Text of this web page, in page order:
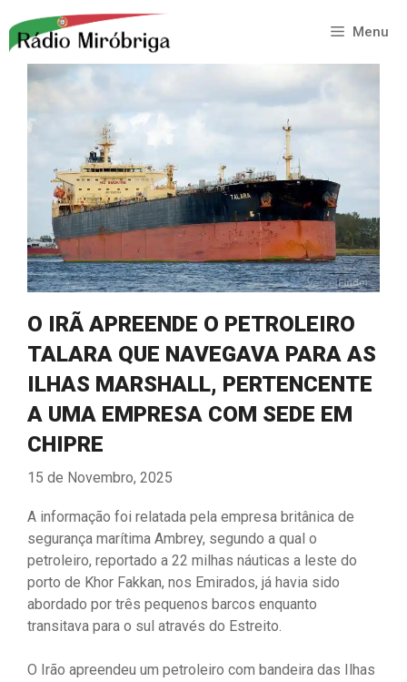
para
Menu
O IRÃ APREENDE O PETROLEIRO
TALARA QUE NAVEGAVA PARA AS
ILHAS MARSHALL, PERTENCENTE
A UMA EMPRESA COM SEDE EM
CHIPRE
15 de Novembro, 2025
A informação foi relatada pela empresa britânica de
segurança marítima Ambrey, segundo a qual o
petroleiro, reportado a 22 milhas náuticas a leste do
porto de Khor Fakkan, nos Emirados, já havia sido
abordado por três pequenos barcos enquanto
transitava para o sul através do Estreito.
O Irão apreendeu um petroleiro com bandeira das Ilhas